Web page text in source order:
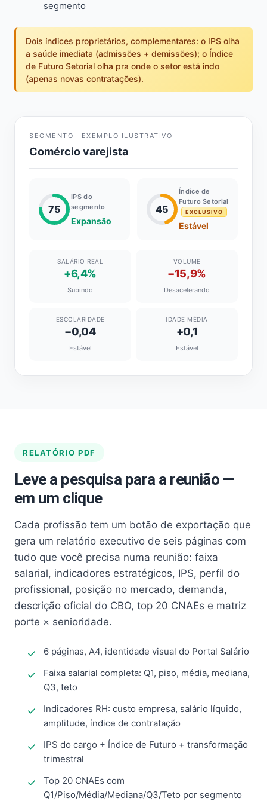
segmento
Dois índices proprietários, complementares: o IPS olha
a saúde imediata (admissões + demissões); o Índice
de Futuro Setorial olha pra onde o setor está indo
(apenas novas contratações).
SEGMENTO · EXEMPLO ILUSTRATIVO
Comércio varejista
75
IPS do
segmento
Expansão
45
Índice de
Futuro Setorial
EXCLUSIVO
Estável
SALÁRIO REAL
+6,4%
Subindo
VOLUME
−15,9%
Desacelerando
ESCOLARIDADE
−0,04
Estável
IDADE MÉDIA
+0,1
Estável
RELATÓRIO PDF
Leve a pesquisa para a reunião —
em um clique
Cada profissão tem um botão de exportação que
gera um relatório executivo de seis páginas com
tudo que você precisa numa reunião: faixa
salarial, indicadores estratégicos, IPS, perfil do
profissional, posição no mercado, demanda,
descrição oficial do CBO, top 20 CNAEs e matriz
porte × senioridade.
6 páginas, A4, identidade visual do Portal Salário
Faixa salarial completa: Q1, piso, média, mediana,
Q3, teto
Indicadores RH: custo empresa, salário líquido,
amplitude, índice de contratação
IPS do cargo + Índice de Futuro + transformação
trimestral
Top 20 CNAEs com
Q1/Piso/Média/Mediana/Q3/Teto por segmento